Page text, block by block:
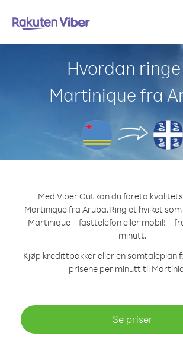
Hvordan
Martinique fra
Med Viber Out kan du foreta
Martinique fra Aruba.Ring et hvilket
Martinique – fasttelefon eller mobil! –
minutt.
Kjøp kredittpakker eller en samtaleplan
prisene per minutt til
Se priser